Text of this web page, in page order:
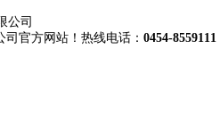
司官方网站！热线电话： 0454-8559111